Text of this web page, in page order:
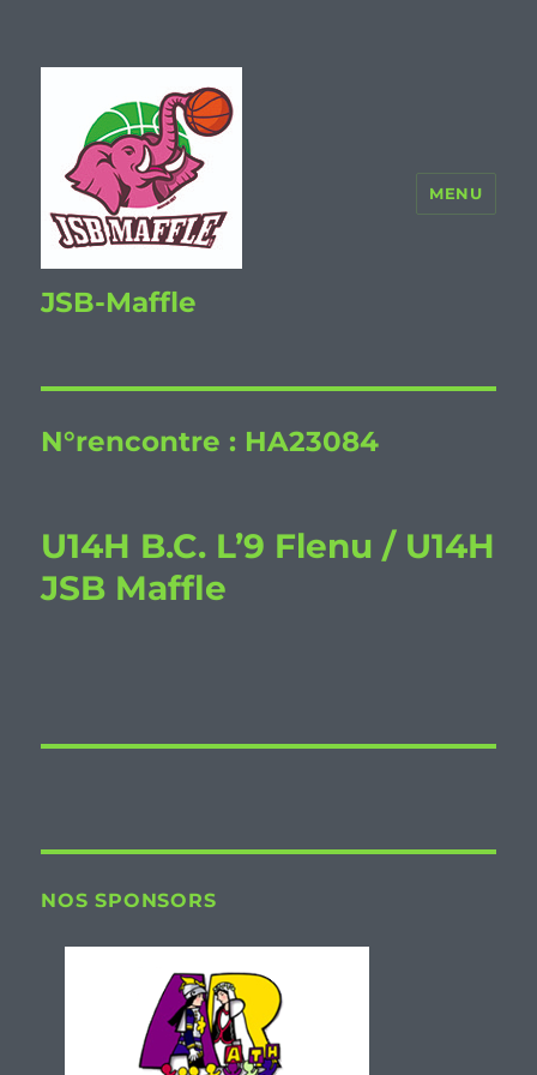
JSB-Maffle
MENU
N°rencontre : HA23084
U14H B.C. L’9 Flenu / U14H
JSB Maffle
NOS SPONSORS